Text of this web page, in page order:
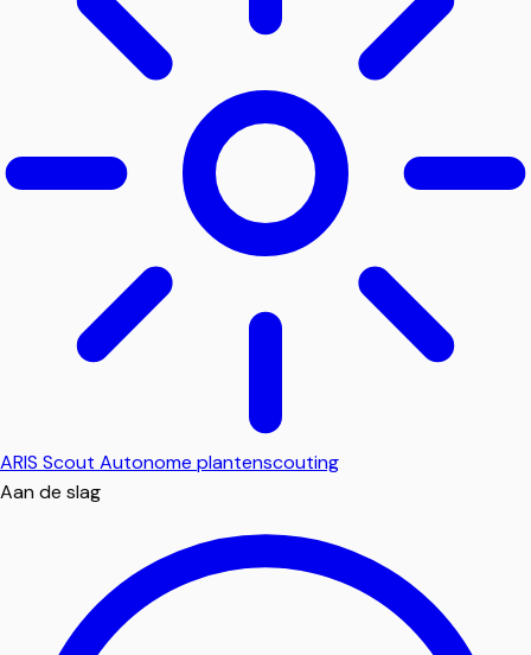
ARIS Scout Autonome plantenscouting
Aan de slag